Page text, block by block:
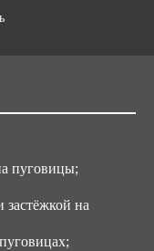
пуговицы;
на